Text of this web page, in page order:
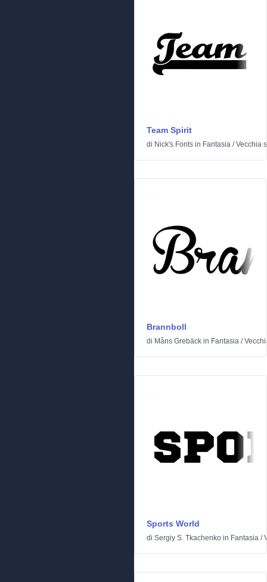
Team Spirit
di Nick's Fonts in Fantasia /Vecchia
Brannboll
di Måns Grebäck in Fantasia /
Sports World
di Sergiy S. Tkachenko in Fantasia /